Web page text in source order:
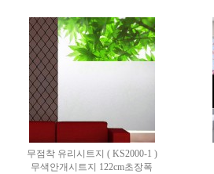
무점착 유리시트지 ( KS2000-1 )
무색안개시트지 122cm초장폭